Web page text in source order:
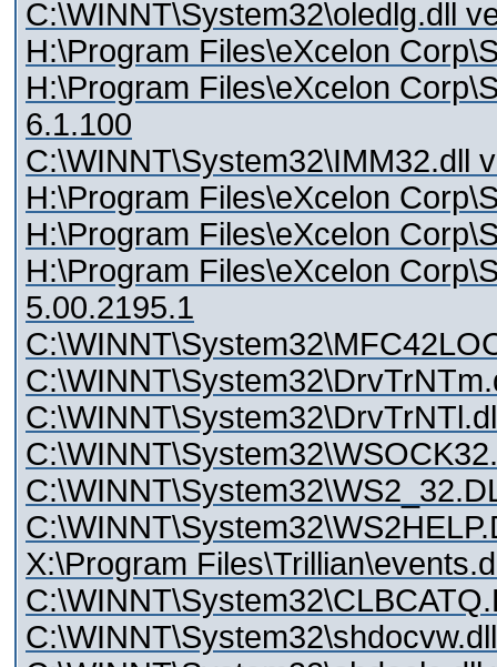
C:\WINNT\System32\oledlg.dll
H:\Program Files\eXcelon
H:\Program Files\eXcelon
6.1.100
C:\WINNT\System32\IMM32.dll
H:\Program Files\eXcelon
H:\Program Files\eXcelon
H:\Program Files\eXcelon
5.00.2195.1
X:\Program